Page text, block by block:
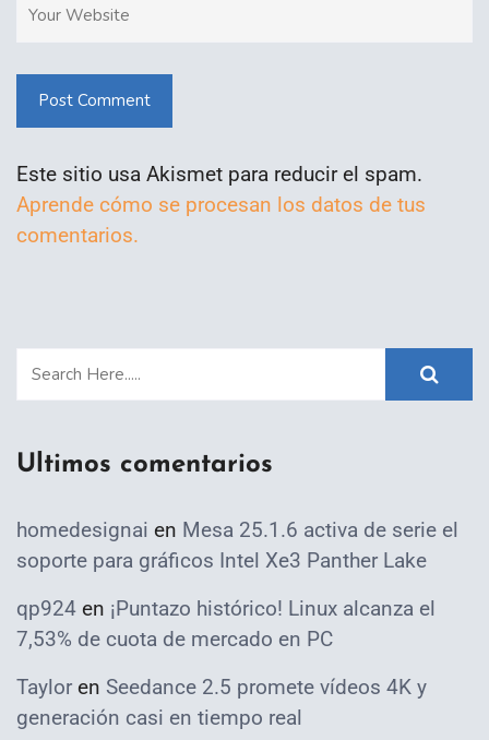
Post Comment
Este sitio usa Akismet para reducir el spam.
Aprende cómo se procesan los datos de tus
comentarios.
Ultimos comentarios
homedesignai en Mesa 25.1.6 activa de serie el
soporte para gráficos Intel Xe3 Panther Lake
qp924 en ¡Puntazo histórico! Linux alcanza el
7,53% de cuota de mercado en PC
Taylor en Seedance 2.5 promete vídeos 4K y
generación casi en tiempo real